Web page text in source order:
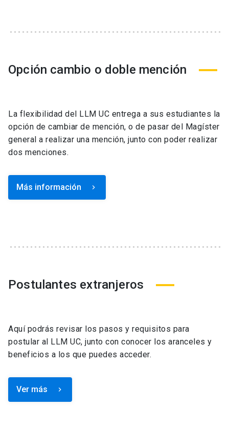
Opción cambio o doble mención
La flexibilidad del LLM UC entrega a sus estudiantes la
opción de cambiar de mención, o de pasar del Magíster
general a realizar una mención, junto con poder realizar
dos menciones.
Más información keyboard_arrow_right
Postulantes extranjeros
Aquí podrás revisar los pasos y requisitos para
postular al LLM UC, junto con conocer los aranceles y
beneficios a los que puedes acceder.
Ver más keyboard_arrow_right